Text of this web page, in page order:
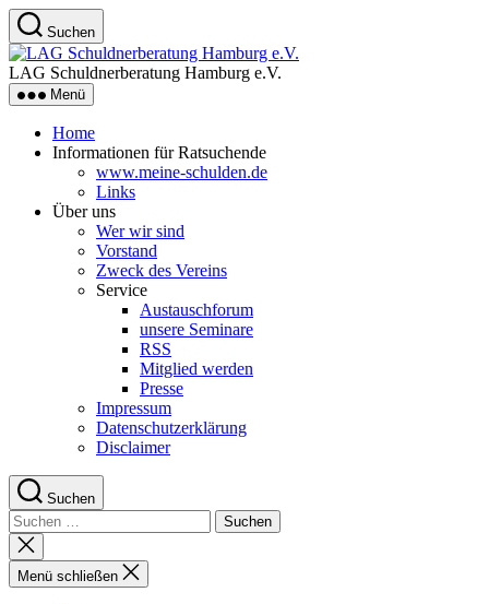
Zum
Inhalt
springen
Suchen
LAG Schuldnerberatung Hamburg e.V.
Menü
Home
Informationen für Ratsuchende
www.meine-schulden.de
Links
Über uns
Wer wir sind
Vorstand
Zweck des Vereins
Service
Austauschforum
unsere Seminare
RSS
Mitglied werden
Presse
Impressum
Datenschutzerklärung
Disclaimer
Suchen
Suchen
nach:
Suche
schließen
Menü schließen